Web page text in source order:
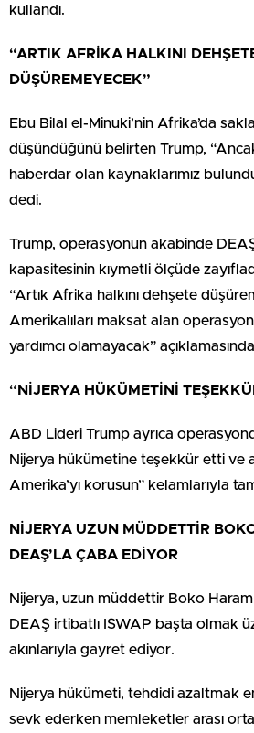
kullandı.
“ARTIK AFRİKA HALKINI
DÜŞÜREMEYECEK”
Ebu Bilal el-Minuki’nin Afrika’da
düşündüğünü belirten Trump,
haberdar olan kaynaklarımız
dedi.
Trump, operasyonun akabinde
kapasitesinin kıymetli ölçüde
“Artık Afrika halkını dehşete
Amerikalıları maksat alan
yardımcı olamayacak”
“NİJERYA HÜKÜMETİNİ
ABD Lideri Trump ayrıca
Nijerya hükümetine teşekkür etti ve
Amerika’yı korusun” kelamlarıyla
NİJERYA UZUN MÜDDETTİR
DEAŞ’LA ÇABA EDİYOR
Nijerya, uzun müddettir Boko
DEAŞ irtibatlı ISWAP başta olmak
akınlarıyla gayret ediyor.
Nijerya hükümeti, tehdidi azaltmak
sevk ederken memleketler arası